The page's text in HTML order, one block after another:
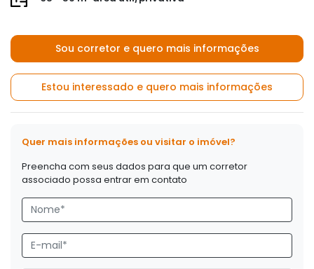
Sou corretor e quero mais informações
Estou interessado e quero mais informações
Quer mais informações ou visitar o imóvel?
Preencha com seus dados para que um corretor
associado possa entrar em contato